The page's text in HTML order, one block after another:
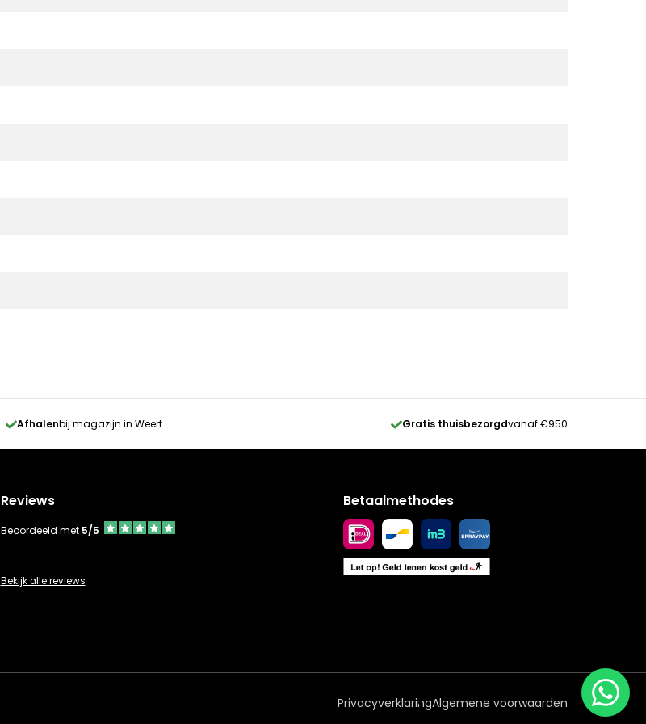
Afhalenbij magazijn in Weert Gratis thuisbezorgdvanaf €950
Reviews
Beoordeeld met 5/5
Bekijk alle reviews
Betaalmethodes
PrivacyverklaringAlgemene voorwaarden